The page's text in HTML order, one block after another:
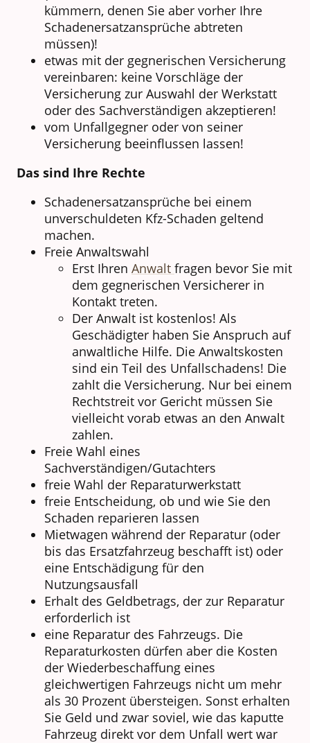
kümmern, denen Sie aber vorher Ihre
Schadenersatzansprüche abtreten
müssen)!
etwas mit der gegnerischen Versicherung
vereinbaren: keine Vorschläge der
Versicherung zur Auswahl der Werkstatt
oder des Sachverständigen akzeptieren!
vom Unfallgegner oder von seiner
Versicherung beeinflussen lassen!
Das sind Ihre Rechte
Schadenersatzansprüche bei einem
unverschuldeten Kfz-Schaden geltend
machen.
Freie Anwaltswahl
Erst Ihren Anwalt fragen bevor Sie mit
dem gegnerischen Versicherer in
Kontakt treten.
Der Anwalt ist kostenlos! Als
Geschädigter haben Sie Anspruch auf
anwaltliche Hilfe. Die Anwaltskosten
sind ein Teil des Unfallschadens! Die
zahlt die Versicherung. Nur bei einem
Rechtstreit vor Gericht müssen Sie
vielleicht vorab etwas an den Anwalt
zahlen.
Freie Wahl eines
Sachverständigen/Gutachters
freie Wahl der Reparaturwerkstatt
freie Entscheidung, ob und wie Sie den
Schaden reparieren lassen
Mietwagen während der Reparatur (oder
bis das Ersatzfahrzeug beschafft ist) oder
eine Entschädigung für den
Nutzungsausfall
Erhalt des Geldbetrags, der zur Reparatur
erforderlich ist
eine Reparatur des Fahrzeugs. Die
Reparaturkosten dürfen aber die Kosten
der Wiederbeschaffung eines
gleichwertigen Fahrzeugs nicht um mehr
als 30 Prozent übersteigen. Sonst erhalten
Sie Geld und zwar soviel, wie das kaputte
Fahrzeug direkt vor dem Unfall wert war